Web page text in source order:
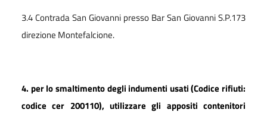
3.4 Contrada San Giovanni presso Bar San Giovanni S.P.173
direzione Montefalcione.
4. per lo smaltimento degli indumenti usati (Codice rifiuti:
codice cer 200110), utilizzare gli appositi contenitori